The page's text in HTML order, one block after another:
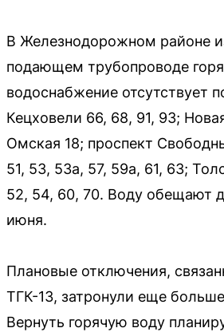
В Железнодорожном районе
подающем трубопроводе
водоснабжение отсутствует
Кецховели 66, 68, 91, 93;
Омская 18; проспект
51, 53, 53а, 57, 59а, 61, 63;
52, 54, 60, 70. Воду обещают
июня.
Плановые отключения,
ТГК-13, затронули еще
Вернуть горячую воду